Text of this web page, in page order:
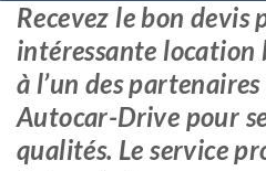
Recevez le bon devis
intéressante location
à l’un des
Autocar-Drive pour
qualités. Le service